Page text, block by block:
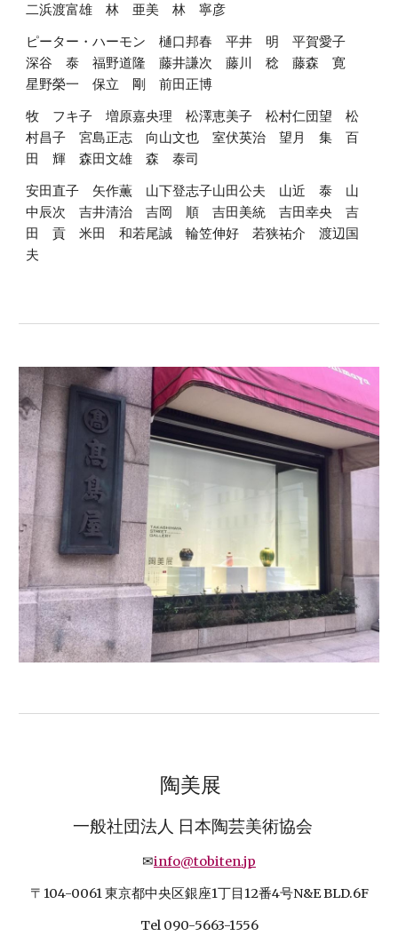
二浜渡富雄　林　亜美　林　寧彦
ピーター・ハーモン　樋口邦春　平井　明　平賀愛子
深谷　泰　福野道隆　藤井謙次　藤川　稔　藤森　寛
星野榮一　保立　剛　前田正博
牧　フキ子　増原嘉央理　松澤恵美子　松村仁団望　松
村昌子　宮島正志　向山文也　室伏英治　望月　集　百
田　輝　森田文雄　森　泰司
安田直子　矢作薫　山下登志子山田公夫　山近　泰　山
中辰次　吉井清治　吉岡　順　吉田美統　吉田幸央　吉
田　貢　米田　和若尾誠　輪笠伸好　若狭祐介　渡辺国
夫
陶美展
一般社団法人 日本陶芸美術協会
✉info@tobiten.jp
〒104-0061 東京都中央区銀座1丁目12番4号N&E BLD.6F
Tel 090-5663-1556